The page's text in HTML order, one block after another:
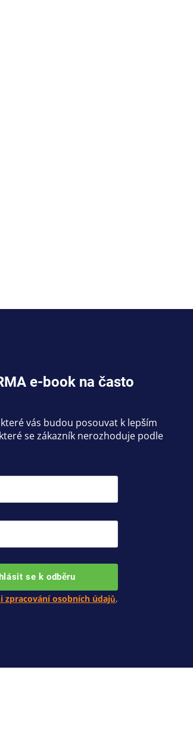
e-book na často
vás budou posouvat k lepším
se zákazník nerozhoduje podle
se k odběru
zpracování osobních údajů.